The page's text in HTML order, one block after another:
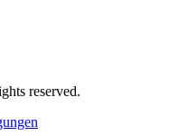
reserved.